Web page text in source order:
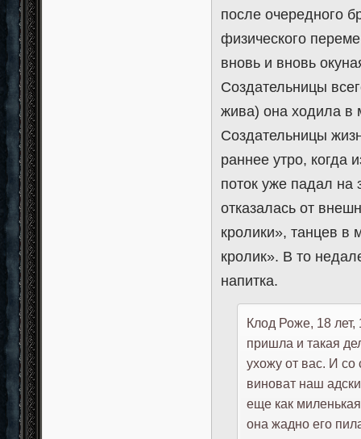
после очередного
физического
вновь и вновь
Создательницы
жива) она ходила в
Создательницы
раннее утро, когда
поток уже падал на
отказалась от
кролики», танцев в
кролик». В то
напитка.
Клод Роже, 18
пришла и такая
ухожу от вас. И со
виноват наш
еще как
она жадно его